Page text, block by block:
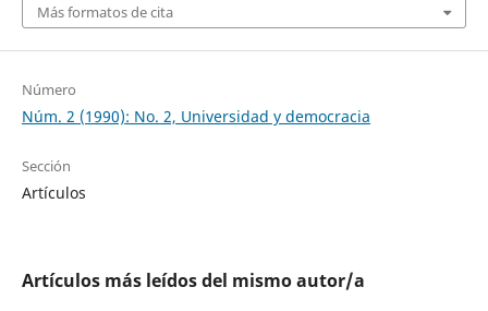
Más formatos de cita
Número
Núm. 2 (1990): No. 2, Universidad y democracia
Sección
Artículos
Artículos más leídos del mismo autor/a